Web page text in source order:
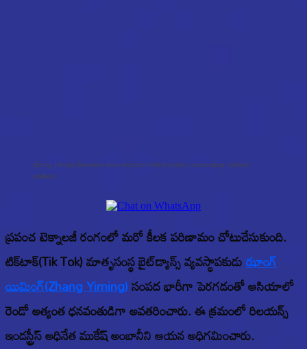
zhang yiming becomes asia second richest person surpassing mukesh
ambani
ప్రపంచ టెక్నాలజీ రంగంలో మరో కీలక పరిణామం చోటుచేసుకుంది.
టిక్‌టాక్(Tik Tok) మాతృసంస్థ బైట్‌డ్యాన్స్ వ్యవస్థాపకుడుఝాంగ్
యిమింగ్(Zhang Yiming)సంపద భారీగా పెరగడంతో ఆసియాలో
రెండో అత్యంత ధనవంతుడిగా అవతరించారు. ఈ క్రమంలో రిలయన్స్
ఇండస్ట్రీస్ అధినేత ముకేష్ అంబానీని ఆయన అధిగమించారు.